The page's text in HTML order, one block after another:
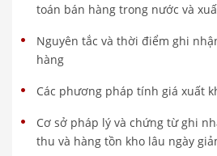
toán bán hàng trong nước và
Nguyên tắc và thời điểm ghi
hàng
Các phương pháp tính giá xuất
Cơ sở pháp lý và chứng từ ghi
thu và hàng tồn kho lâu ngày